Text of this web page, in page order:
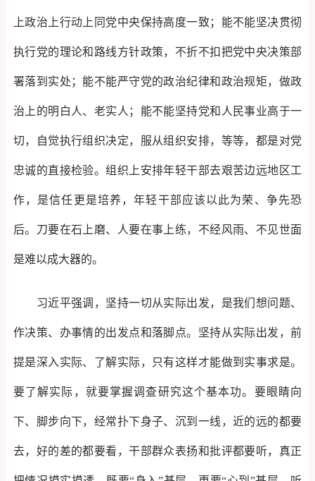
上政治上行动上同党中央保持高度一致；能不能坚决贯彻
执行党的理论和路线方针政策，不折不扣把党中央决策部
署落到实处；能不能严守党的政治纪律和政治规矩，做政
治上的明白人、老实人；能不能坚持党和人民事业高于一
切，自觉执行组织决定，服从组织安排，等等，都是对党
忠诚的直接检验。组织上安排年轻干部去艰苦边远地区工
作，是信任更是培养，年轻干部应该以此为荣、争先恐
后。刀要在石上磨、人要在事上练，不经风雨、不见世面
是难以成大器的。
习近平强调，坚持一切从实际出发，是我们想问题、
作决策、办事情的出发点和落脚点。坚持从实际出发，前
提是深入实际、了解实际，只有这样才能做到实事求是。
要了解实际，就要掌握调查研究这个基本功。要眼睛向
下、脚步向下，经常扑下身子、沉到一线，近的远的都要
去，好的差的都要看，干部群众表扬和批评都要听，真正